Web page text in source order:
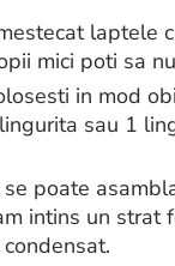
laptele
mici poti sa
in mod
sau 1
poate
intins un strat